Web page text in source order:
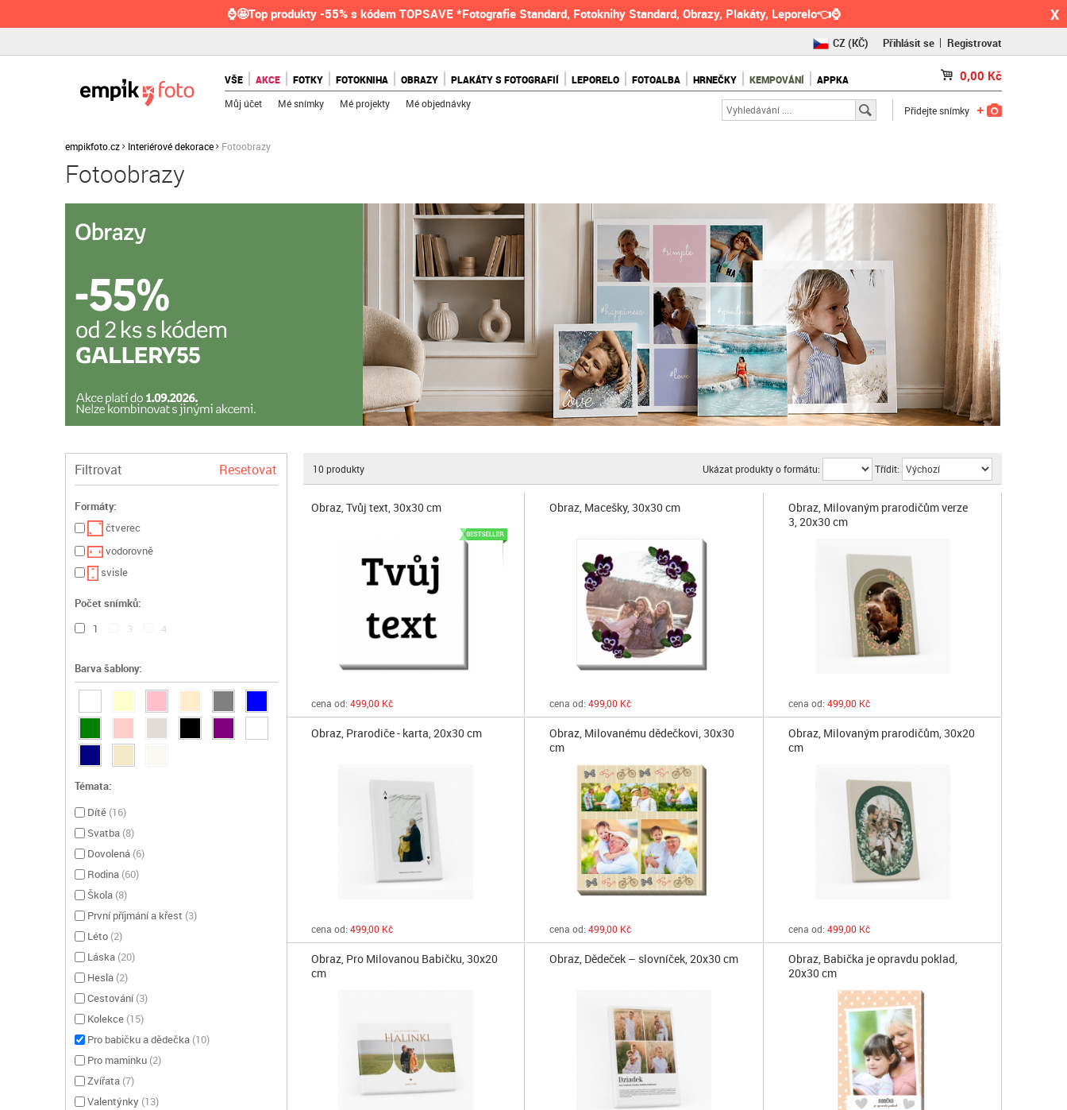
⌚🤩Top produkty -55% s kódem TOPSAVE *Fotografie Standard, Fotoknihy Standard, Obrazy, Plakáty, Leporelo👈⌚ X
CZ(KČ)
RO(RON)
Přihlásit se Registrovat
VŠE AKCE FOTKY FOTOKNIHA OBRAZY PLAKÁTY S FOTOGRAFIÍ LEPORELO FOTOALBA HRNEČKY KEMPOVÁNÍ APPKA 0,00 Kč
Můj účet Mé snímky Mé projekty Mé objednávky
Přidejte snímky
empikfoto.cz Interiérové dekorace Fotoobrazy
Fotoobrazy
Filtrovat Resetovat
Formáty:
čtverec
vodorovně
svisle
Počet snímků:
1
3 4
Barva šablony:
Témata:
Dítě (16)
Svatba (8)
Dovolená (6)
Rodina (60)
Škola (8)
První příjmání a křest (3)
Léto (2)
Láska (20)
Hesla (2)
Cestování(3)
Kolekce (15)
Pro babičku a dědečka (10)
Pro maminku (2)
Zvířata (7)
Valentýnky (13)
10 produkty Ukázat produkty o formátu: Třídit:
Obraz, Tvůj text, 30x30 cm
cena od: 499,00 Kč
Obraz, Macešky, 30x30 cm
cena od: 499,00 Kč
Obraz, Milovaným prarodičům verze
3, 20x30 cm
cena od: 499,00 Kč
Obraz, Prarodiče - karta, 20x30 cm
cena od: 499,00 Kč
Obraz, Milovanému dědečkovi, 30x30
cm
cena od: 499,00 Kč
Obraz, Milovaným prarodičům, 30x20
cm
cena od: 499,00 Kč
Obraz, Pro Milovanou Babičku, 30x20
cm
Obraz, Dědeček – slovníček, 20x30 cm
Obraz, Babička je opravdu poklad,
20x30 cm